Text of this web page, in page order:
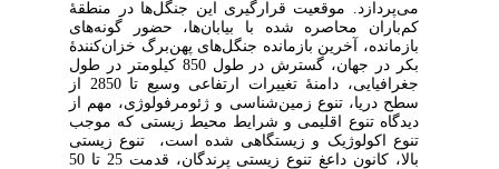
می‌پردازد. موقعیت قرارگیری این جنگل‌ها در منطقۀ
کم‌باران محاصره شده با بیابان‌ها، حضور گونه‌های
بازمانده، آخرین بازمانده جنگل‌های پهن‌برگ خزان‌کنندۀ
بکر در جهان، گسترش در طول 850 کیلومتر در طول
جغرافیایی، دامنۀ تغییرات ارتفاعی وسیع تا 2850 از
سطح دریا، تنوع زمین‌شناسی و ژئومرفولوژی، مهم از
دیدگاه تنوع اقلیمی و شرایط محیط زیستی که موجب
تنوع اکولوژیک و زیستگاهی شده است، تنوع زیستی
بالا، کانون داعغ تنوع زیستی پرندگان، قدمت 25 تا 50